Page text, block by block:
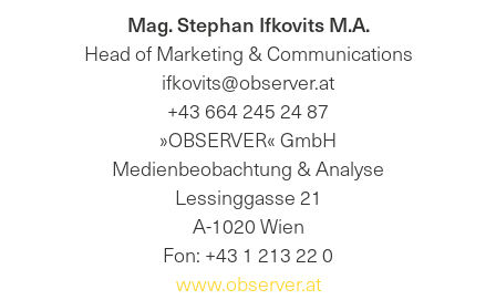
Mag. Stephan Ifkovits M.A.
Head of Marketing & Communications
ifkovits@observer.at
+43 664 245 24 87
»OBSERVER« GmbH
Medienbeobachtung & Analyse
Lessinggasse 21
A-1020 Wien
Fon: +43 1 213 22 0
www.observer.at